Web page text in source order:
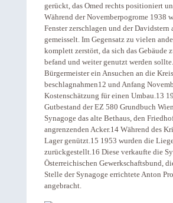
gerückt, das Omed rechts positioniert
Während der Novemberpogrome 1938
Fenster zerschlagen und der Davidstern
gemeisselt. Im Gegensatz zu vielen
komplett zerstört, da sich das Gebäude
befand und weiter genutzt werden
Bürgermeister ein Ansuchen an die
beschlagnahmen12 und Anfang
Kostenschätzung für einen Umbau.13
Gutbestand der EZ 580 Grundbuch
Synagoge das alte Bethaus, den
angrenzenden Acker.14 Während des
Lager genützt.15 1953 wurden die
zurückgestellt.16 Diese verkaufte die
Österreichischen Gewerkschaftsbund,
Stelle der Synagoge errichtete Anton
angebracht.